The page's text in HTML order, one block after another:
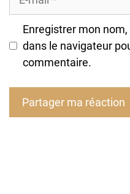
Enregistrer mon
dans le navigateur
commentaire.